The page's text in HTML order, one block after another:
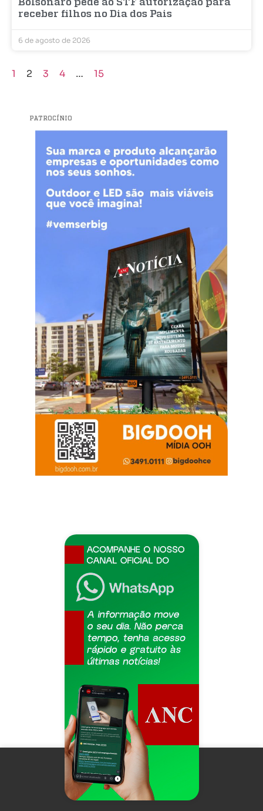
Bolsonaro pede ao STF autorização para
receber filhos no Dia dos Pais
6 de agosto de 2026
1 2 3 4 … 15
PATROCÍNIO